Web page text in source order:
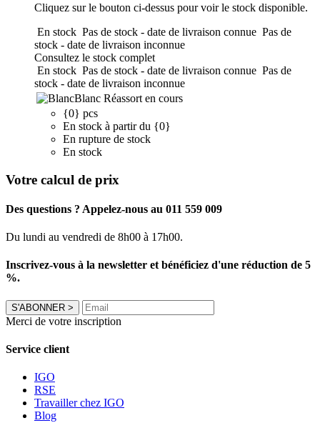
Cliquez sur le bouton ci-dessus pour voir le stock disponible.
En stock Pas de stock - date de livraison connue Pas de
stock - date de livraison inconnue
Consultez le stock complet
En stock Pas de stock - date de livraison connue Pas de
stock - date de livraison inconnue
Blanc Réassort en cours
{0} pcs
En stock à partir du {0}
En rupture de stock
En stock
Votre calcul de prix
Des questions ? Appelez-nous au 011 559 009
Du lundi au vendredi de 8h00 à 17h00.
Inscrivez-vous à la newsletter et bénéficiez d'une réduction de 5
%.
S'ABONNER >
Merci de votre inscription
Service client
IGO
RSE
Travailler chez IGO
Blog